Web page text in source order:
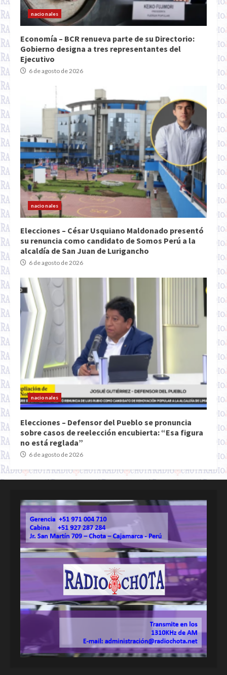
nacionales
Economía – BCR renueva parte de su Directorio:
Gobierno designa a tres representantes del
Ejecutivo
6 de agosto de 2026
nacionales
Elecciones – César Usquiano Maldonado presentó
su renuncia como candidato de Somos Perú a la
alcaldía de San Juan de Lurigancho
6 de agosto de 2026
nacionales
Elecciones – Defensor del Pueblo se pronuncia
sobre casos de reelección encubierta: “Esa figura
no está reglada”
6 de agosto de 2026